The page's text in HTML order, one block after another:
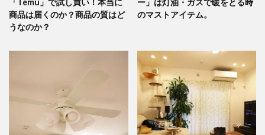
「Temu」で試し買い！本当に
商品は届くのか？商品の質はど
うなのか？
ー」は灯油・ガスで暖をとる時
のマストアイテム。